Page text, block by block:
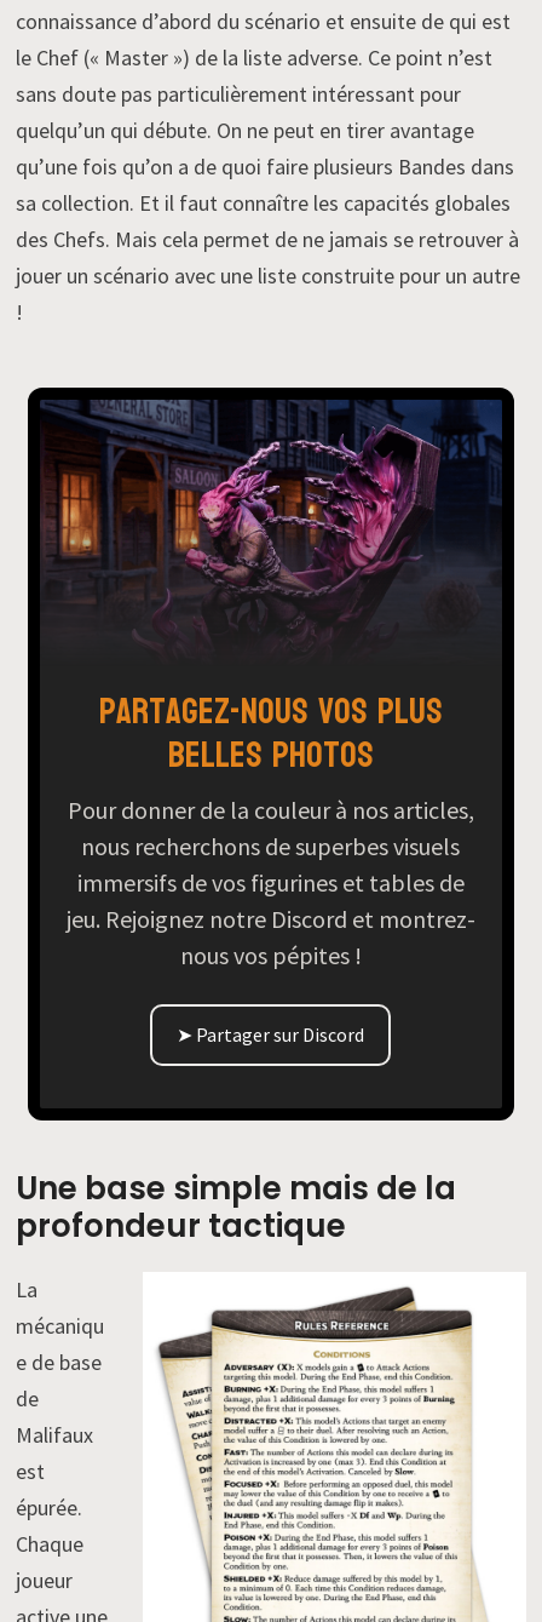
connaissance d’abord du scénario et ensuite de qui est
le Chef (« Master ») de la liste adverse. Ce point n’est
sans doute pas particulièrement intéressant pour
quelqu’un qui débute. On ne peut en tirer avantage
qu’une fois qu’on a de quoi faire plusieurs Bandes dans
sa collection. Et il faut connaître les capacités globales
des Chefs. Mais cela permet de ne jamais se retrouver à
jouer un scénario avec une liste construite pour un autre
!
Partagez-nous vos plus
belles photos
Pour donner de la couleur à nos articles,
nous recherchons de superbes visuels
immersifs de vos figurines et tables de
jeu. Rejoignez notre Discord et montrez-
nous vos pépites !
➤ Partager sur Discord
Une base simple mais de la
profondeur tactique
La
mécaniqu
e de base
de
Malifaux
est
épurée.
Chaque
joueur
active une